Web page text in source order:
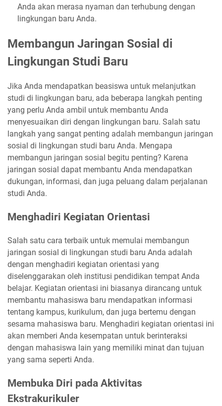
Anda akan merasa nyaman dan terhubung dengan
lingkungan baru Anda.
Membangun Jaringan Sosial di
Lingkungan Studi Baru
Jika Anda mendapatkan beasiswa untuk melanjutkan
studi di lingkungan baru, ada beberapa langkah penting
yang perlu Anda ambil untuk membantu Anda
menyesuaikan diri dengan lingkungan baru. Salah satu
langkah yang sangat penting adalah membangun jaringan
sosial di lingkungan studi baru Anda. Mengapa
membangun jaringan sosial begitu penting? Karena
jaringan sosial dapat membantu Anda mendapatkan
dukungan, informasi, dan juga peluang dalam perjalanan
studi Anda.
Menghadiri Kegiatan Orientasi
Salah satu cara terbaik untuk memulai membangun
jaringan sosial di lingkungan studi baru Anda adalah
dengan menghadiri kegiatan orientasi yang
diselenggarakan oleh institusi pendidikan tempat Anda
belajar. Kegiatan orientasi ini biasanya dirancang untuk
membantu mahasiswa baru mendapatkan informasi
tentang kampus, kurikulum, dan juga bertemu dengan
sesama mahasiswa baru. Menghadiri kegiatan orientasi ini
akan memberi Anda kesempatan untuk berinteraksi
dengan mahasiswa lain yang memiliki minat dan tujuan
yang sama seperti Anda.
Membuka Diri pada Aktivitas
Ekstrakurikuler